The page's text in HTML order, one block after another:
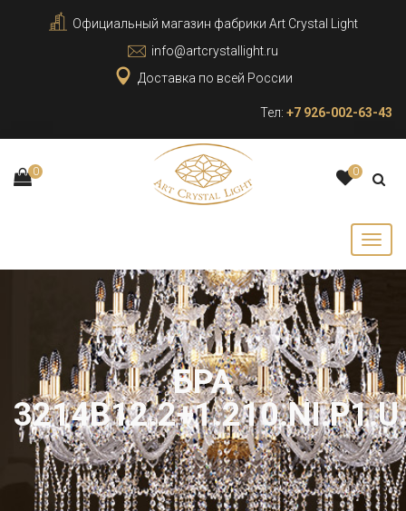
Официальный магазин фабрики Art Crystal Light
info@artcrystallight.ru
Доставка по всей России
Тел: +7 926-002-63-43
0 0
БРА